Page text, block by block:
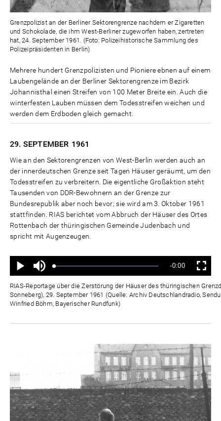
Grenzpolizist an der Berliner Sektorengrenze nachdem er Zigaretten
und Schokolade, die ihm West-Berliner zugeworfen haben, zertreten
hat, 24. September 1961. (Foto: Polizeihistorische Sammlung des
Polizeipräsidenten in Berlin)
Mehrere hundert Grenzpolizisten und Pioniere ebnen auf einem
Laubengelände an der Berliner Sektorengrenze im Bezirk
Johannisthal einen Streifen von 100 Meter Breite ein. Auch die
winterfesten Lauben müssen dem Todesstreifen weichen und
werden dem Erdboden gleich gemacht.
29. SEPTEMBER 1961
Wie an den Sektorengrenzen von West-Berlin werden auch an
der innerdeutschen Grenze seit Tagen Häuser geräumt, um den
Todesstreifen zu verbreitern. Die eigentliche Großaktion steht
Tausenden von DDR-Bewohnern an der Grenze zur
Bundesrepublik aber noch bevor; sie wird am 3. Oktober 1961
stattfinden. RIAS berichtet vom Abbruch der Häuser des Ortes
Rottenbach der thüringischen Gemeinde Judenbach und
spricht mit Augenzeugen.
Wiedergabe
Ton
aus
Geladen:
Status:
Verbleibende
Zeit
-0:00 Vollbild
RIAS-Reportage über die Zerstörung der Häuser des thüringischen
Sonneberg), 29. September 1961 (Quelle: Archiv Deutschlandradio,
Winfried Böhm, Bayerischer Rundfunk)